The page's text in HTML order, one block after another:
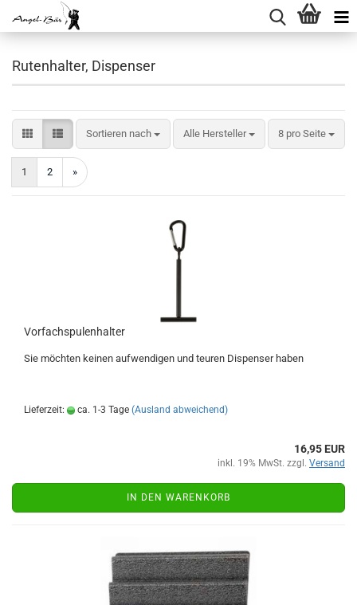
Rutenhalter, Dispenser
Sortieren nach
Sortieren nach Alle Hersteller 8 pro Seite
pro Seite
1 2 »
Vorfachspulenhalter
Sie möchten keinen aufwendigen und teuren Dispenser haben
Lieferzeit: ca. 1-3 Tage (Ausland abweichend)
16,95 EUR
inkl. 19% MwSt. zzgl. Versand
IN DEN WARENKORB